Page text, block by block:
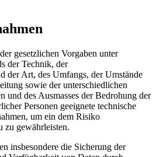
gesetzlichen Vorgaben unter
der Technik, der
der Art, des Umfangs, der Umstände
sowie der unterschiedlichen
und des Ausmasses der Bedrohung der
Personen geeignete technische
um ein dem Risiko
zu gewährleisten.
insbesondere die Sicherung der